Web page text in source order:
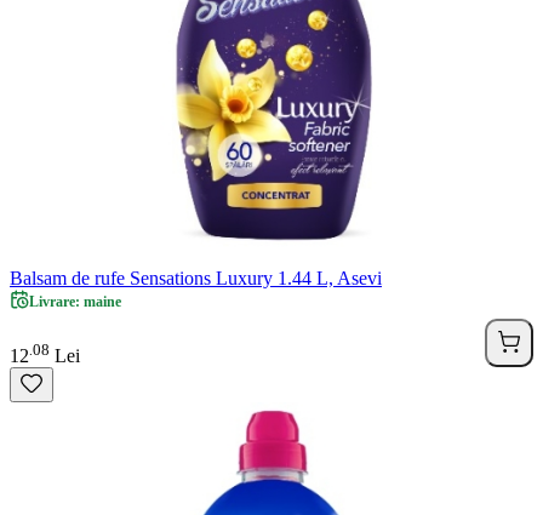
Balsam de rufe Sensations Luxury 1.44 L, Asevi
Livrare: maine
12 08 Lei